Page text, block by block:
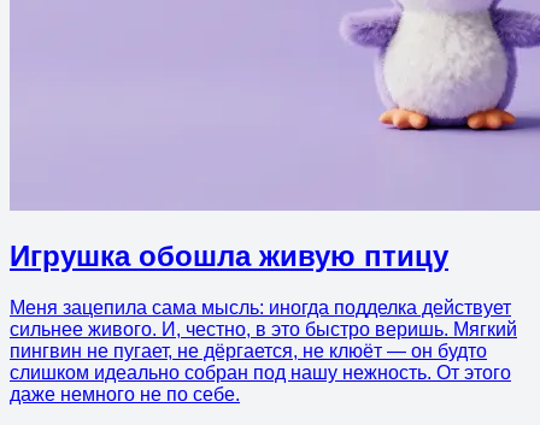
Игрушка обошла живую птицу
Меня зацепила сама мысль: иногда подделка действует
сильнее живого. И, честно, в это быстро веришь. Мягкий
пингвин не пугает, не дёргается, не клюёт — он будто
слишком идеально собран под нашу нежность. От этого
даже немного не по себе.